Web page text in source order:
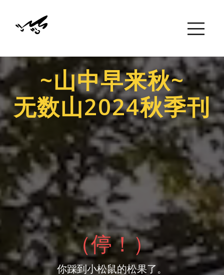
~山中早来秋~
无数山2024秋季刊
（停！）
你踩到小松鼠的松果了。